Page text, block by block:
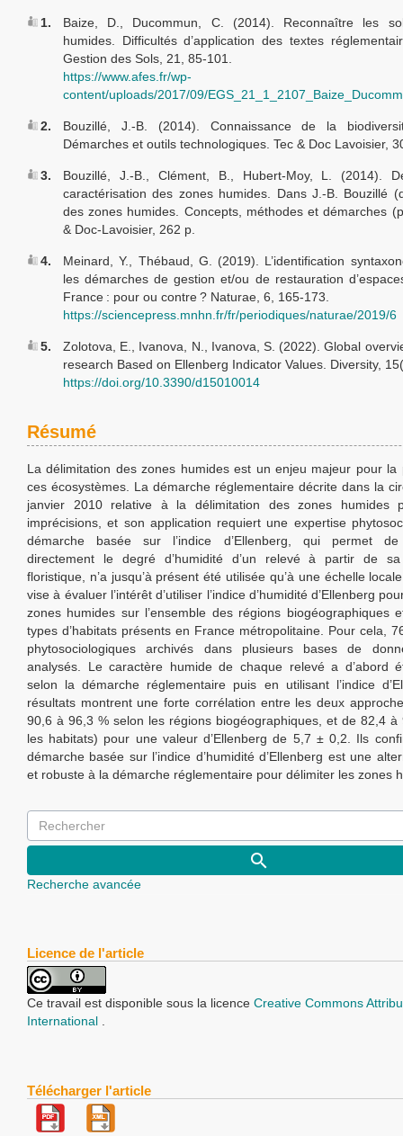
1.
Baize, D., Ducommun, C. (2014). Reconnaître les
humides. Difficultés d’application des textes
Gestion des Sols, 21, 85‑101.
https://www.afes.fr/wp-
content/uploads/2017/09/
2.
Bouzillé, J.-B. (2014). Connaissance de la
Démarches et outils technologiques. Tec & Doc Lavoisier,
3.
Bouzillé, J.-B., Clément, B., Hubert-Moy, L. (2014).
caractérisation des zones humides. Dans J.-B. Bouzillé
des zones humides. Concepts, méthodes et démarches
& Doc-Lavoisier, 262 p.
4.
Meinard, Y., Thébaud, G. (2019). L’identification
les démarches de gestion et/ou de restauration
France : pour ou contre ? Naturae, 6, 165‑173.
https://sciencepress.mnhn.fr/fr/periodiques/naturae/2019/6
5.
Zolotova, E., Ivanova, N., Ivanova, S. (2022). Global
research Based on Ellenberg Indicator Values. Diversity,
https://doi.org/10.3390/d15010014
Résumé
La délimitation des zones humides est un enjeu majeur pour la
ces écosystèmes. La démarche réglementaire décrite dans la
janvier 2010 relative à la délimitation des zones humides
imprécisions, et son application requiert une expertise
démarche basée sur l’indice d’Ellenberg, qui permet de
directement le degré d’humidité d’un relevé à partir de sa
floristique, n’a jusqu’à présent été utilisée qu’à une échelle
vise à évaluer l’intérêt d’utiliser l’indice d’humidité d’Ellenberg
zones humides sur l’ensemble des régions biogéographiques
types d’habitats présents en France métropolitaine. Pour cela,
phytosociologiques archivés dans plusieurs bases de
analysés. Le caractère humide de chaque relevé a d’abord
selon la démarche réglementaire puis en utilisant l’indice
résultats montrent une forte corrélation entre les deux
90,6 à 96,3 % selon les régions biogéographiques, et de 82,4 à
les habitats) pour une valeur d’Ellenberg de 5,7 ± 0,2. Ils
démarche basée sur l’indice d’humidité d’Ellenberg est une
et robuste à la démarche réglementaire pour délimiter les zones
Recherche avancée
Licence de l'article
Ce travail est disponible sous la licence Creative Commons
International .
Télécharger l'article